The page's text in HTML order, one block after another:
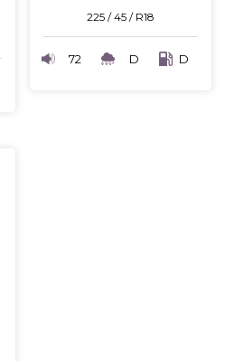
225 / 45 / R18
72 D D